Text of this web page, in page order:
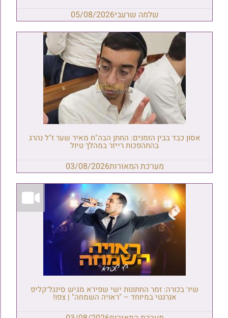
שלמה שרעבי05/08/2026
אסון כבד בבין הזמנים: החתן הבה"ח מאיר שער ז"ל נהרג
בהתהפכות רייזר במהלך טיול
מערכת המאורות03/08/2026
שיר בכורה: זמר החתונות ישי שפירא מגיש סינגל־קליפ
אנרגטי במיוחד – "ראויה השמחה" | צפו!